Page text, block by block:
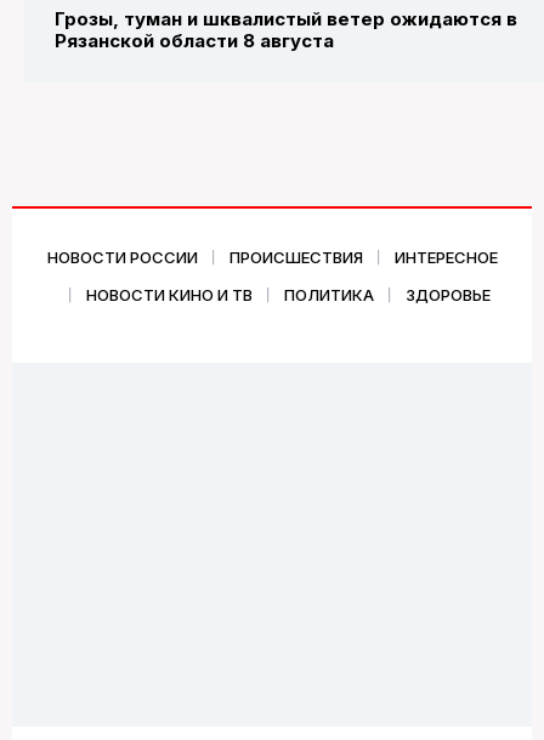
Грозы, туман и шквалистый ветер ожидаются в
Рязанской области 8 августа
НОВОСТИ РОССИИ ПРОИСШЕСТВИЯ
ИНТЕРЕСНОЕ
НОВОСТИ КИНО И ТВ
ПОЛИТИКА ЗДОРОВЬЕ